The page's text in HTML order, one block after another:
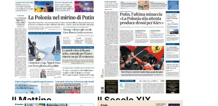
Il Mattino Il Secolo XIX